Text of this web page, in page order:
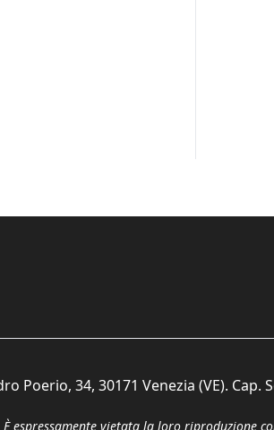
Poerio, 34, 30171 Venezia (VE). Cap.
vietata la loro riproduzione